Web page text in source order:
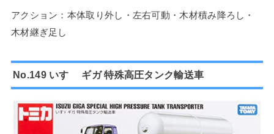
アクション：本体取り外し・左右可動・木材積み降ろし・
木材継ぎ足し
No.149 いすゞ ギガ 特殊高圧タンク輸送車